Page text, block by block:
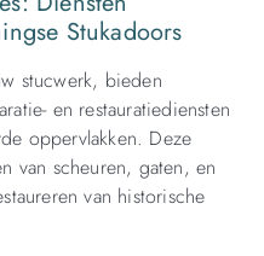
Stukadoors
stucwerk, bieden
en restauratiediensten
oppervlakken. Deze
van scheuren, gaten, en
van historische